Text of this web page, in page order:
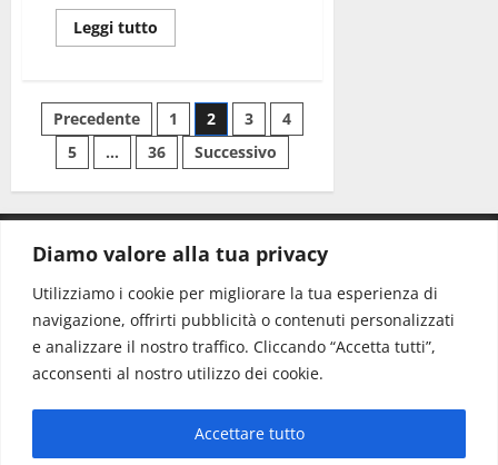
Diamo valore alla tua privacy
Utilizziamo i cookie per migliorare la tua esperienza di
navigazione, offrirti pubblicità o contenuti personalizzati
e analizzare il nostro traffico. Cliccando “Accetta tutti”,
acconsenti al nostro utilizzo dei cookie.
Accettare tutto
Leggi tutto
Precedente 1 2 3
4
5
… 36 Successivo
CONTATTI.
Redazione: redazione@www.martinasera.it
Direttore:direttore@www.martinasera.it
Info & Commerciale:info@www.martinasera.it